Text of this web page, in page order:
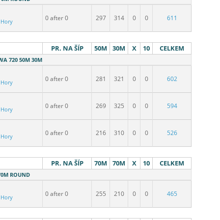
0 after 0 297 314 0 0 611
PR. NA ŠÍP 50M 30M X 10 CELKEM
720 50M 30M
0 after 0 281 321 0 0 602
0 after 0 269 325 0 0 594
0 after 0 216 310 0 0 526
PR. NA ŠÍP 70M 70M X 10 CELKEM
ROUND
0 after 0 255 210 0 0 465